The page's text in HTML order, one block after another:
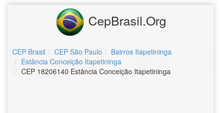
CepBrasil.Org
CEP Brasil CEP São Paulo
Bairros Itapetininga
Estância Conceição Itapetininga
CEP 18206140 Estância Conceição Itapetininga